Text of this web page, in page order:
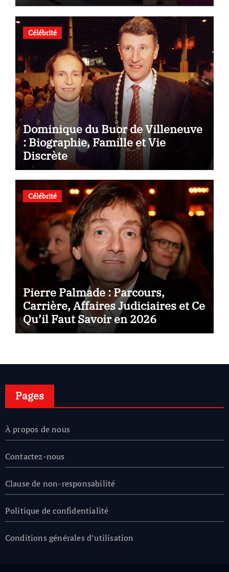
Célébrité
Dominique du Buor de Villeneuve
: Biographie, Famille et Vie
Discrète
Célébrité
Pierre Palmade : Parcours,
Carrière, Affaires Judiciaires et Ce
Qu’il Faut Savoir en 2026
Pages
À propos de nous
Contactez-nous
Clause de non-responsabilité
Politique de confidentialité
Conditions générales d’utilisation